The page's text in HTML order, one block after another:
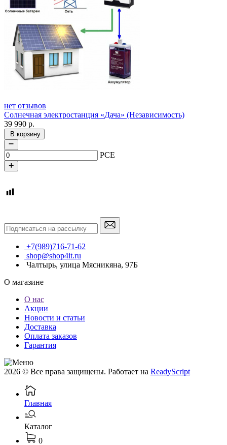
нет отзывов
Солнечная электростанция «Дача» (Независимость)
39 990 р.
В корзину
PCE
+7(989)716-71-62
shop@shop4it.ru
Чалтырь, улица Мясникяна, 97Б
О магазине
О нас
Акции
Новости и статьи
Доставка
Оплата заказов
Гарантия
2026 © Все права защищены. Работает на ReadyScript
Главная
Каталог
0